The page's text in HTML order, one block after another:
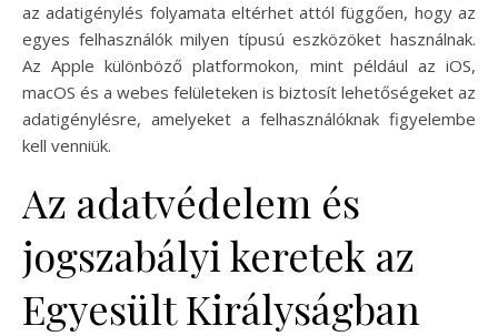
az adatigénylés folyamata eltérhet attól függően, hogy az
egyes felhasználók milyen típusú eszközöket használnak.
Az Apple különböző platformokon, mint például az iOS,
macOS és a webes felületeken is biztosít lehetőségeket az
adatigénylésre, amelyeket a felhasználóknak figyelembe
kell venniük.
Az adatvédelem és
jogszabályi keretek az
Egyesült Királyságban